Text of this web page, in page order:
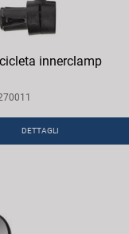
innerclamp
DETTAGLI